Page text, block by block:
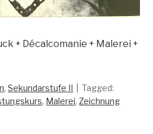
+ Décalcomanie + Malerei +
,Sekundarstufe II
Tagged:
, Malerei, Zeichnung